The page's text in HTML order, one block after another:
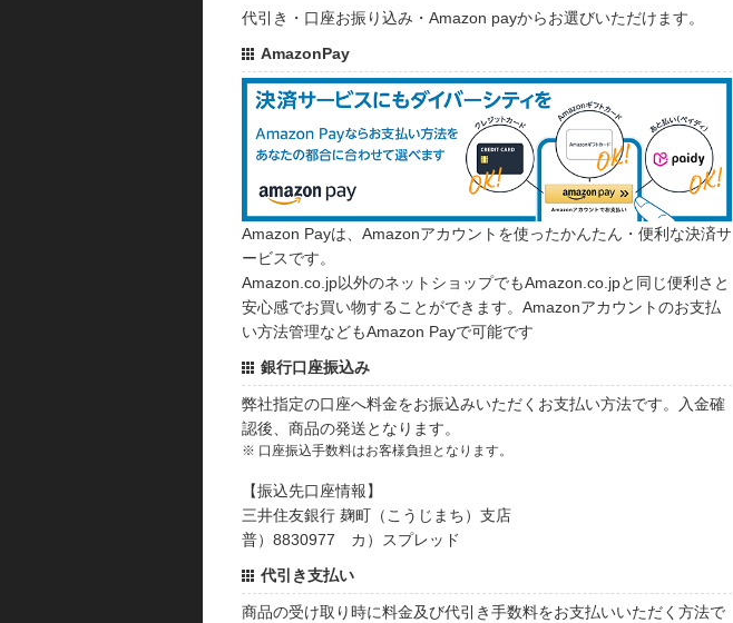
代引き・口座お振り込み・Amazon payからお選びいただけます。
AmazonPay
Amazon Payは、Amazonアカウントを使ったかんたん・便利な決済サ
ービスです。
Amazon.co.jp以外のネットショップでもAmazon.co.jpと同じ便利さと
安心感でお買い物することができます。Amazonアカウントのお支払
い方法管理などもAmazon Payで可能です
銀行口座振込み
弊社指定の口座へ料金をお振込みいただくお支払い方法です。入金確
認後、商品の発送となります。
※ 口座振込手数料はお客様負担となります。
【振込先口座情報】
三井住友銀行 麹町（こうじまち）支店
普）8830977 カ）スプレッド
代引き支払い
商品の受け取り時に料金及び代引き手数料をお支払いいただく方法で